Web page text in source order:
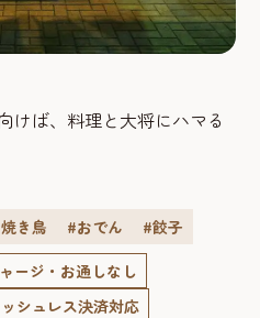
けば、料理と大将にハマる
き鳥 #おでん
#餃子
ージ・お通しなし
シュレス決済対応